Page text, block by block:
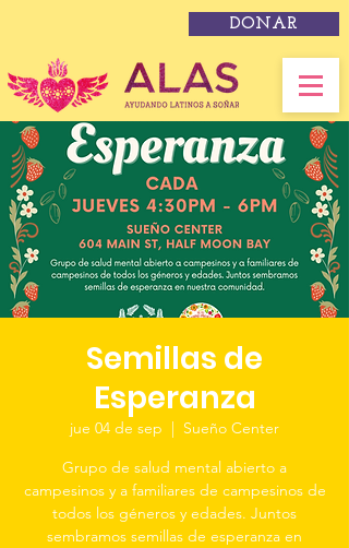
DONAR
Semillas de
Esperanza
jue 04 de sep
  |
Sueño Center
Grupo de salud mental abierto a
campesinos y a familiares de campesinos de
todos los géneros y edades. Juntos
sembramos semillas de esperanza en